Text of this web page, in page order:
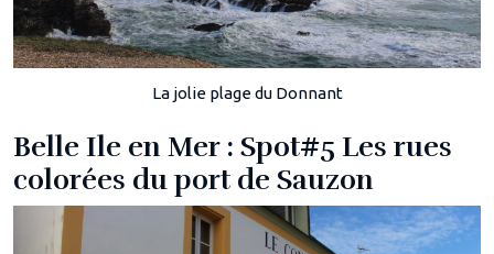
La jolie plage du Donnant
Belle Ile en Mer : Spot#5 Les rues
colorées du port de Sauzon